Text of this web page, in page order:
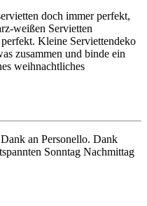
doch immer perfekt,
weißen Servietten
Kleine Serviettendeko
zusammen und binde ein
weihnachtliches
an Personello. Dank
Sonntag Nachmittag